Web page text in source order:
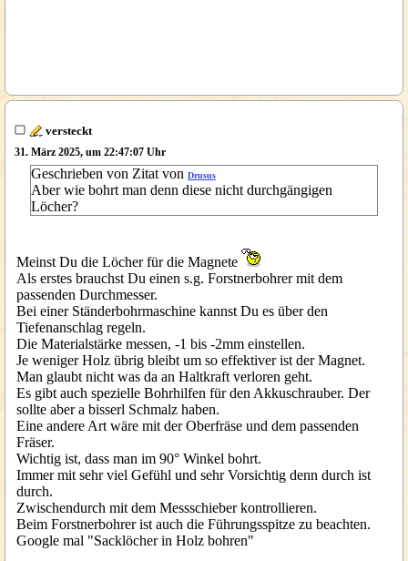
versteckt
31. März 2025, um 22:47:07 Uhr
Geschrieben von Zitat von Drusus
Aber wie bohrt man denn diese nicht durchgängigen
Löcher?
Meinst Du die Löcher für die Magnete
Als erstes brauchst Du einen s.g. Forstnerbohrer mit dem
passenden Durchmesser.
Bei einer Ständerbohrmaschine kannst Du es über den
Tiefenanschlag regeln.
Die Materialstärke messen, -1 bis -2mm einstellen.
Je weniger Holz übrig bleibt um so effektiver ist der Magnet.
Man glaubt nicht was da an Haltkraft verloren geht.
Es gibt auch spezielle Bohrhilfen für den Akkuschrauber. Der
sollte aber a bisserl Schmalz haben.
Eine andere Art wäre mit der Oberfräse und dem passenden
Fräser.
Wichtig ist, dass man im 90° Winkel bohrt.
Immer mit sehr viel Gefühl und sehr Vorsichtig denn durch ist
durch.
Zwischendurch mit dem Messschieber kontrollieren.
Beim Forstnerbohrer ist auch die Führungsspitze zu beachten.
Google mal "Sacklöcher in Holz bohren"